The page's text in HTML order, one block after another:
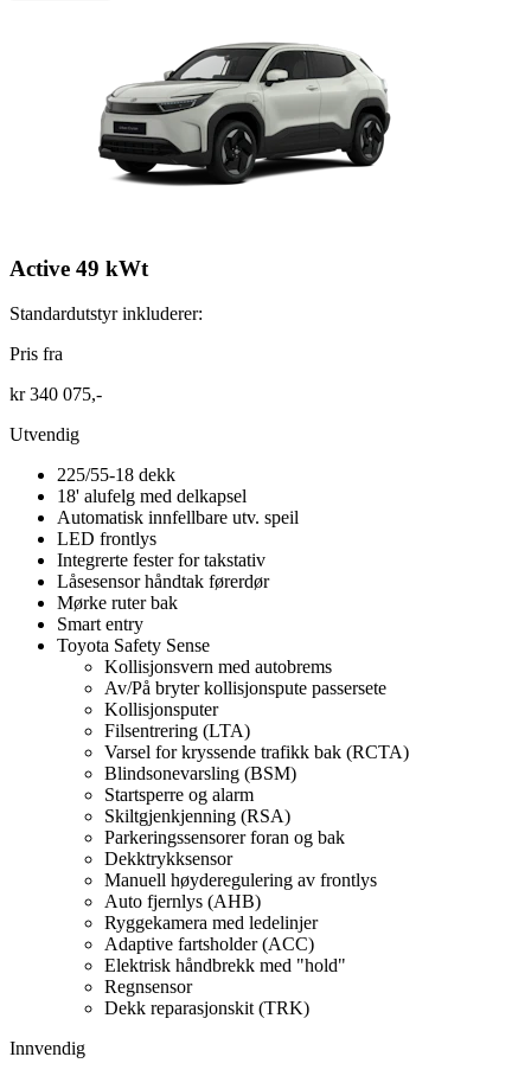
Active 49 kWt
Standardutstyr inkluderer:
Pris fra
kr 340 075,-
Utvendig
225/55-18 dekk
18' alufelg med delkapsel
Automatisk innfellbare utv. speil
LED frontlys
Integrerte fester for takstativ
Låsesensor håndtak førerdør
Mørke ruter bak
Smart entry
Toyota Safety Sense
Kollisjonsvern med autobrems
Av/På bryter kollisjonspute passersete
Kollisjonsputer
Filsentrering (LTA)
Varsel for kryssende trafikk bak (RCTA)
Blindsonevarsling (BSM)
Startsperre og alarm
Skiltgjenkjenning (RSA)
Parkeringssensorer foran og bak
Dekktrykksensor
Manuell høyderegulering av frontlys
Auto fjernlys (AHB)
Ryggekamera med ledelinjer
Adaptive fartsholder (ACC)
Elektrisk håndbrekk med "hold"
Regnsensor
Dekk reparasjonskit (TRK)
Innvendig